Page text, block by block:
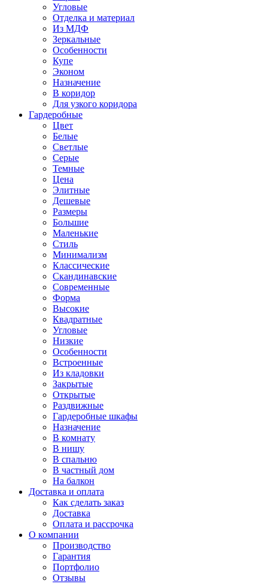
Угловые
Отделка и материал
Из МДФ
Зеркальные
Особенности
Купе
Эконом
Назначение
В коридор
Для узкого коридора
Гардеробные
Цвет
Белые
Светлые
Серые
Темные
Цена
Элитные
Дешевые
Размеры
Большие
Маленькие
Стиль
Минимализм
Классические
Скандинавские
Современные
Форма
Высокие
Квадратные
Угловые
Низкие
Особенности
Встроенные
Из кладовки
Закрытые
Открытые
Раздвижные
Гардеробные шкафы
Назначение
В комнату
В нишу
В спальню
В частный дом
На балкон
Доставка и оплата
Как сделать заказ
Доставка
Оплата и рассрочка
О компании
Производство
Гарантия
Портфолио
Отзывы